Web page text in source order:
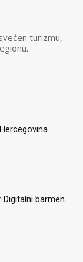
turizmu,
barmen